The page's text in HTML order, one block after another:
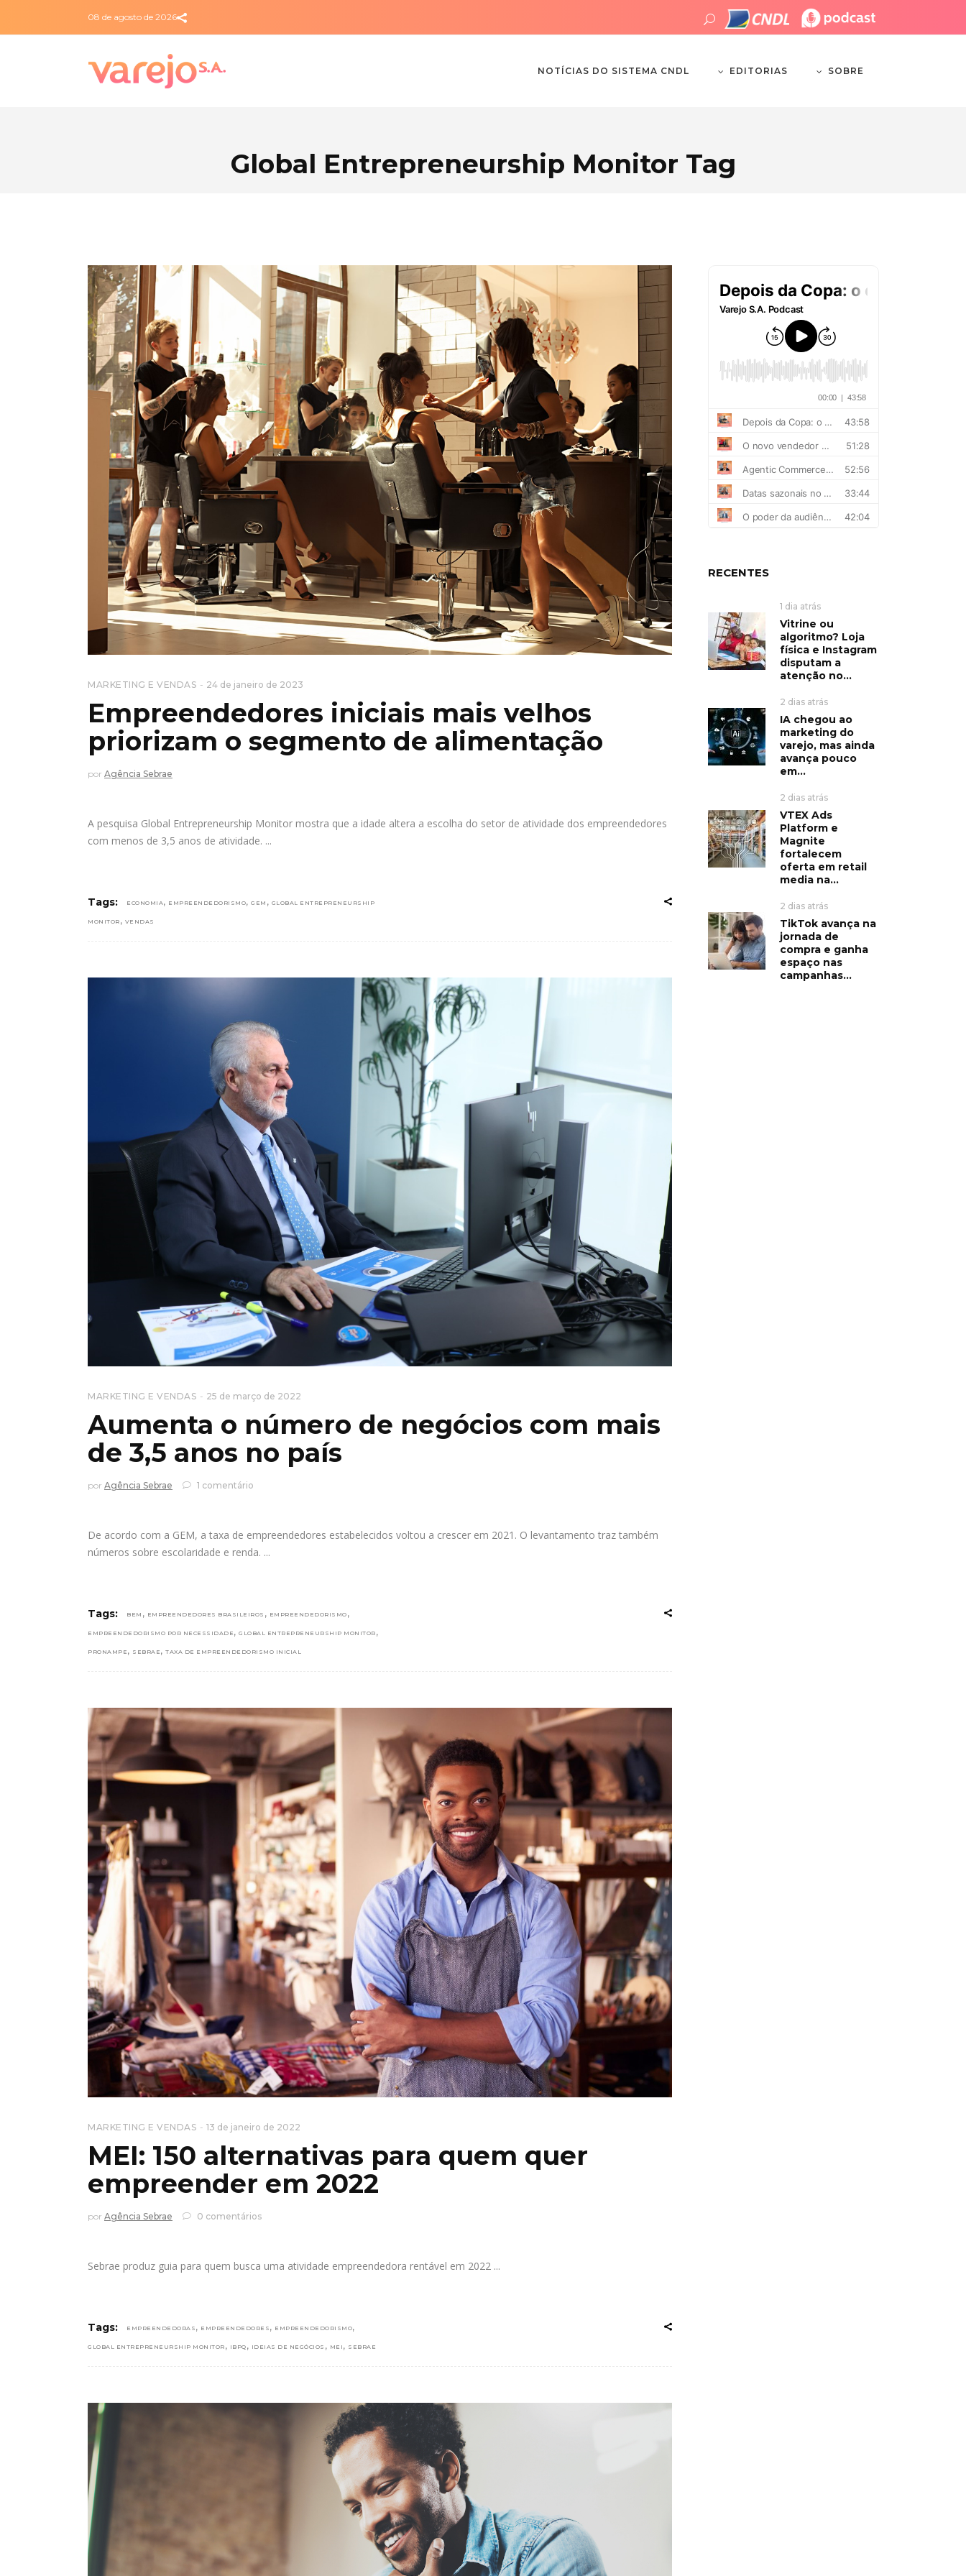
08 de agosto de 2026
NOTÍCIAS DO SISTEMA CNDL EDITORIAS SOBRE
Global Entrepreneurship Monitor Tag
MARKETING E VENDAS 24 de janeiro de 2023
Empreendedores iniciais mais velhos
priorizam o segmento de alimentação
por Agência Sebrae
A pesquisa Global Entrepreneurship Monitor mostra que a idade altera a escolha do setor de atividade dos empreendedores
com menos de 3,5 anos de atividade.
Tags: ECONOMIA , EMPREENDEDORISMO, GEM , GLOBAL ENTREPRENEURSHIP
MONITOR , VENDAS
MARKETING E VENDAS 25 de março de 2022
Aumenta o número de negócios com mais
de 3,5 anos no país
por Agência Sebrae 1 comentário
De acordo com a GEM, a taxa de empreendedores estabelecidos voltou a crescer em 2021. O levantamento traz também
números sobre escolaridade e renda.
Tags: BEM , EMPREENDEDORES BRASILEIROS , EMPREENDEDORISMO ,
EMPREENDEDORISMO POR NECESSIDADE , GLOBAL ENTREPRENEURSHIP MONITOR ,
PRONAMPE , SEBRAE , TAXA DE EMPREENDEDORISMO INICIAL
MARKETING E VENDAS 13 de janeiro de 2022
MEI: 150 alternativas para quem quer
empreender em 2022
por Agência Sebrae 0 comentários
Sebrae produz guia para quem busca uma atividade empreendedora rentável em 2022
Tags: EMPREENDEDORAS , EMPREENDEDORES , EMPREENDEDORISMO,
GLOBAL ENTREPRENEURSHIP MONITOR , IBPQ , IDEIAS DE NEGÓCIOS , MEI , SEBRAE
RECENTES
1 dia atrás
Vitrine ou
algoritmo? Loja
física e Instagram
disputam a
atenção no...
2 dias atrás
IA chegou ao
marketing do
varejo, mas ainda
avança pouco
em...
2 dias atrás
VTEX Ads
Platform e
Magnite
fortalecem
oferta em retail
media na...
2 dias atrás
TikTok avança na
jornada de
compra e ganha
espaço nas
campanhas...